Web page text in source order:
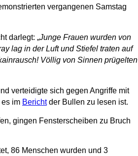
vergangenen Samstag
darlegt: „Junge Frauen wurden von
lag in der Luft und Stiefel traten auf
Völlig von Sinnen prügelten
verteidigte sich gegen Angriffe mit
im Berichtder Bullen zu lesen ist.
gingen Fensterscheiben zu Bruch
86 Menschen wurden und 3